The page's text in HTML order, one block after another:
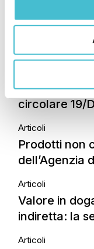
Dal vendere
economici
Compliance
circolare 19/
Articoli
Prodotti non
dell’Agenzia
Articoli
Valore in
indiretta: la
Articoli